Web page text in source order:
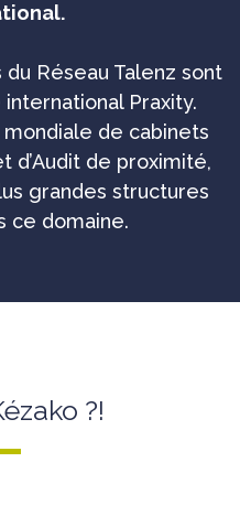
Réseau Talenz sont
Praxity.
de cabinets
d’Audit de proximité,
grandes structures
ce domaine.
?!